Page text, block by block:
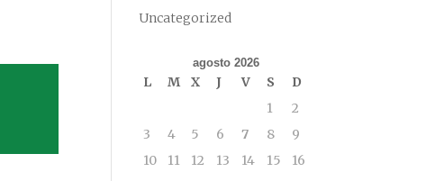
Uncategorized
agosto 2026
L M X J V S
D
1
2
3
4 5 6 7 8
9
10
11 12 13 14 15
16